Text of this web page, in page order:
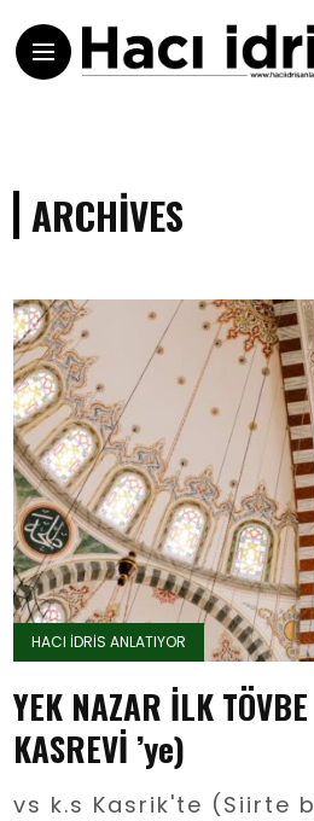
ARCHIVES
HACI İDRİS ANLATIYOR
YEK NAZAR İLK
KASREVİ ’ye)
vs k.s Kasrik'te (Siirte